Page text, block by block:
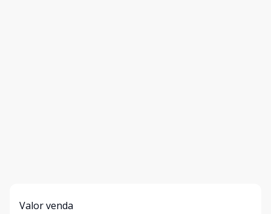
Valor venda